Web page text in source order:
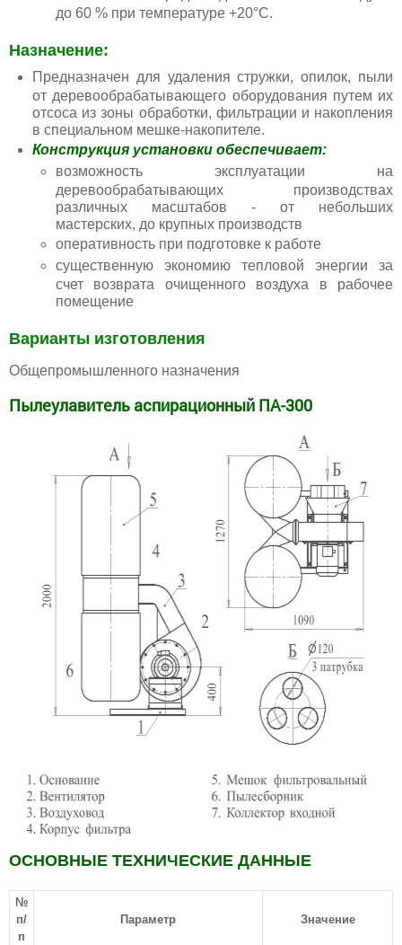
до 60 % при температуре +20°С.
Назначение:
Предназначен для удаления стружки, опилок, пыли
от деревообрабатывающего оборудования путем их
отсоса из зоны обработки, фильтрации и накопления
в специальном мешке-накопителе.
Конструкция установки обеспечивает:
возможность эксплуатации на
деревообрабатывающих производствах
различных масштабов - от небольших
мастерских, до крупных производств
оперативность при подготовке к работе
существенную экономию тепловой энергии за
счет возврата очищенного воздуха в рабочее
помещение
Варианты изготовления
Общепромышленного назначения
Пылеулавитель аспирационный ПА-300
ОСНОВНЫЕ ТЕХНИЧЕСКИЕ ДАННЫЕ
№
п/
п
Параметр Значение